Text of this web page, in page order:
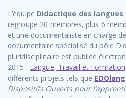
L’équipe Didactique des
regroupe 20 membres, plus 6
et une documentaliste en charge
documentaire spécialisé du pôle
pluridisciplinaire est publiée
2015 : Langue, Travail et Formation
différents projets tels que EDOlang
Dispositifs Ouverts pour